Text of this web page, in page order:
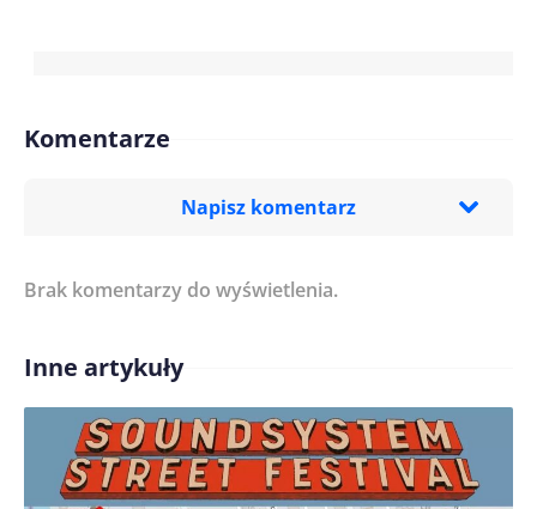
Komentarze
Napisz komentarz
Treść komentarza*
Imię/ Nick*
Brak komentarzy do wyświetlenia.
Inne artykuły